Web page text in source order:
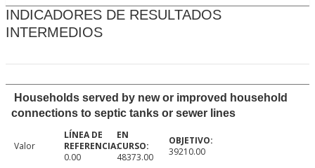
INDICADORES DE RESULTADOS
INTERMEDIOS
Households served by new or improved household
connections to septic tanks or sewer lines
Valor
0.00
48373.00 39210.00